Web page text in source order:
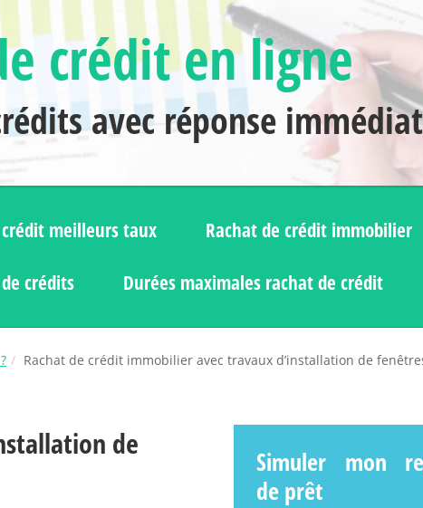
crédit en ligne
avec réponse
meilleurs taux Rachat de crédit immobilier
crédits Durées maximales rachat de crédit
Rachat de crédit immobilier avec travaux d’installation de
de
Simuler mon
de prêt